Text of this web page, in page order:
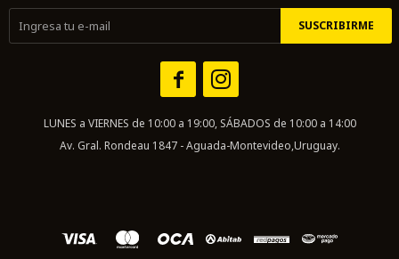
SUSCRIBIRME
 
LUNES a VIERNES de 10:00 a 19:00, SÁBADOS de 10:00 a 14:00
Av. Gral. Rondeau 1847 - Aguada-Montevideo,Uruguay.